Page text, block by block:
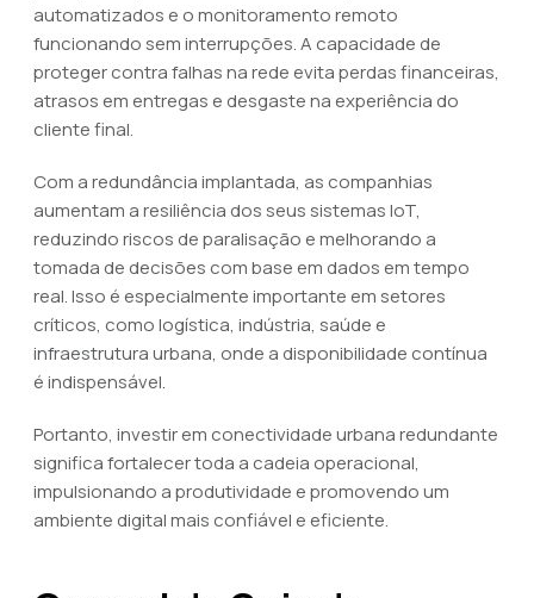
automatizados e o monitoramento remoto
funcionando sem interrupções. A capacidade de
proteger contra falhas na rede evita perdas financeiras,
atrasos em entregas e desgaste na experiência do
cliente final.
Com a redundância implantada, as companhias
aumentam a resiliência dos seus sistemas IoT,
reduzindo riscos de paralisação e melhorando a
tomada de decisões com base em dados em tempo
real. Isso é especialmente importante em setores
críticos, como logística, indústria, saúde e
infraestrutura urbana, onde a disponibilidade contínua
é indispensável.
Portanto, investir em conectividade urbana redundante
significa fortalecer toda a cadeia operacional,
impulsionando a produtividade e promovendo um
ambiente digital mais confiável e eficiente.